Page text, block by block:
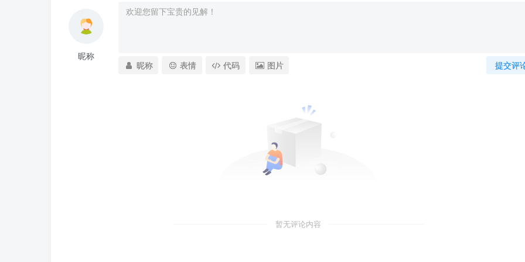
昵称
提交评
昵称 表情 代码 图片
暂无评论内容